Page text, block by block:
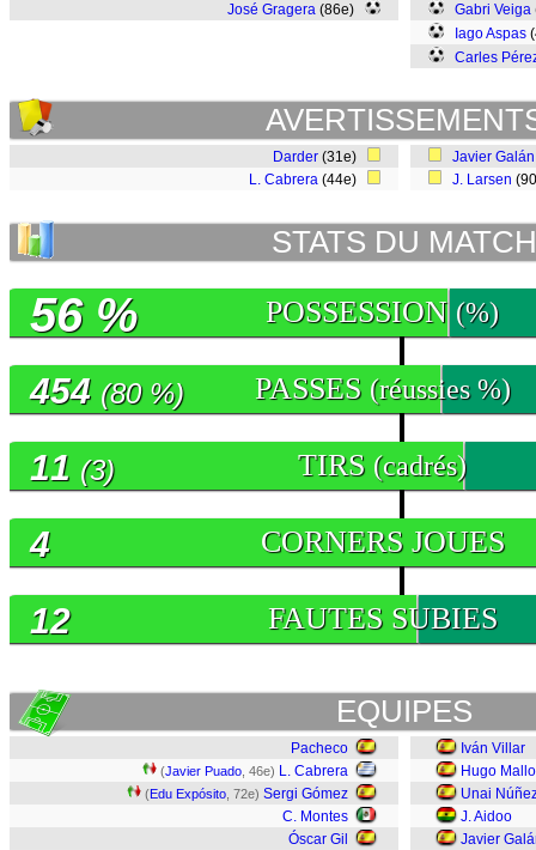
José Gragera (86e) Gabri Veiga
Iago Aspas
Carles
Darder (31e)
L. Cabrera (44e)
Javier Galán
J. Larsen
STATS DU MATCH
POSSESSION (%)
56 %
PASSES (réussies %)
454 (80 %)
TIRS (cadrés)
11 (3)
CORNERS JOUES
4
FAUTES SUBIES
12
EQUIPES
Pacheco
(Javier Puado , 46e) L. Cabrera
(Edu Expósito , 72e) Sergi Gómez
C. Montes
Óscar Gil
Iván Villar
Hugo Mallo
Unai
J. Aidoo
Javier